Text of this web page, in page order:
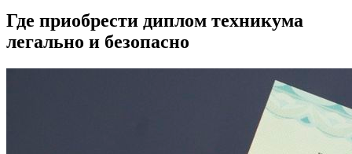
Где приобрести диплом техникума
легально и безопасно